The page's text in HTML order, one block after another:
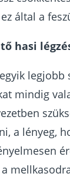
által a
hasi
mindig
a lényeg,